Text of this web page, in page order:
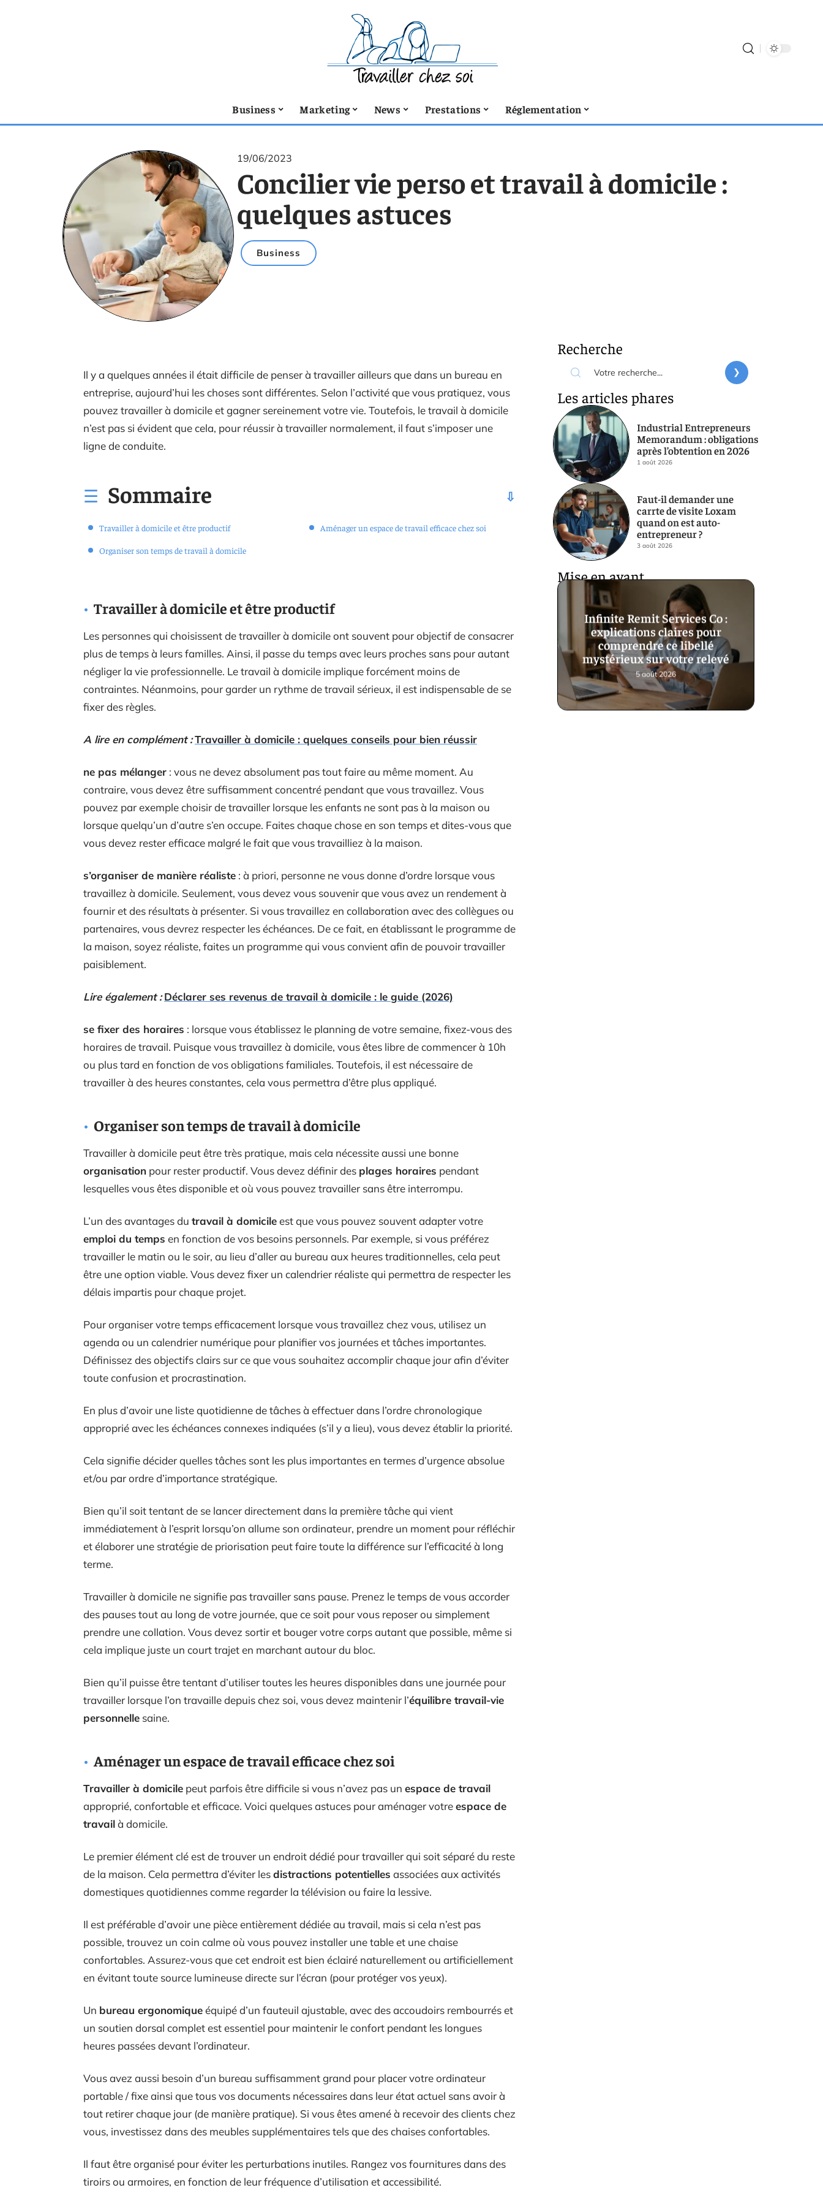
Business Marketing News Prestations Réglementation
19/06/2023
Concilier vie perso et travail à domicile :
quelques astuces
Business
Il y a quelques années il était difficile de penser à travailler ailleurs que dans un bureau en
entreprise, aujourd’hui les choses sont différentes. Selon l’activité que vous pratiquez, vous
pouvez travailler à domicile et gagner sereinement votre vie. Toutefois, le travail à domicile
n’est pas si évident que cela, pour réussir à travailler normalement, il faut s’imposer une
ligne de conduite.
Sommaire
Travailler à domicile et être productif
Organiser son temps de travail à domicile
Aménager un espace de travail efficace chez soi
Travailler à domicile et être productif
Les personnes qui choisissent de travailler à domicile ont souvent pour objectif de consacrer
plus de temps à leurs familles. Ainsi, il passe du temps avec leurs proches sans pour autant
négliger la vie professionnelle. Le travail à domicile implique forcément moins de
contraintes. Néanmoins, pour garder un rythme de travail sérieux, il est indispensable de se
fixer des règles.
A lire en complément :Travailler à domicile : quelques conseils pour bien réussir
ne pas mélanger : vous ne devez absolument pas tout faire au même moment. Au
contraire, vous devez être suffisamment concentré pendant que vous travaillez. Vous
pouvez par exemple choisir de travailler lorsque les enfants ne sont pas à la maison ou
lorsque quelqu’un d’autre s’en occupe. Faites chaque chose en son temps et dites-vous que
vous devez rester efficace malgré le fait que vous travailliez à la maison.
s’organiser de manière réaliste : à priori, personne ne vous donne d’ordre lorsque vous
travaillez à domicile. Seulement, vous devez vous souvenir que vous avez un rendement à
fournir et des résultats à présenter. Si vous travaillez en collaboration avec des collègues ou
partenaires, vous devrez respecter les échéances. De ce fait, en établissant le programme de
la maison, soyez réaliste, faites un programme qui vous convient afin de pouvoir travailler
paisiblement.
Lire également : Déclarer ses revenus de travail à domicile : le guide (2026)
se fixer des horaires : lorsque vous établissez le planning de votre semaine, fixez-vous des
horaires de travail. Puisque vous travaillez à domicile, vous êtes libre de commencer à 10h
ou plus tard en fonction de vos obligations familiales. Toutefois, il est nécessaire de
travailler à des heures constantes, cela vous permettra d’être plus appliqué.
Organiser son temps de travail à domicile
Travailler à domicile peut être très pratique, mais cela nécessite aussi une bonne
organisation pour rester productif. Vous devez définir des plages horaires pendant
lesquelles vous êtes disponible et où vous pouvez travailler sans être interrompu.
L’un des avantages du travail à domicileest que vous pouvez souvent adapter votre
emploi du temps en fonction de vos besoins personnels. Par exemple, si vous préférez
travailler le matin ou le soir, au lieu d’aller au bureau aux heures traditionnelles, cela peut
être une option viable. Vous devez fixer un calendrier réaliste qui permettra de respecter les
délais impartis pour chaque projet.
Pour organiser votre temps efficacement lorsque vous travaillez chez vous, utilisez un
agenda ou un calendrier numérique pour planifier vos journées et tâches importantes.
Définissez des objectifs clairs sur ce que vous souhaitez accomplir chaque jour afin d’éviter
toute confusion et procrastination.
En plus d’avoir une liste quotidienne de tâches à effectuer dans l’ordre chronologique
approprié avec les échéances connexes indiquées (s’il y a lieu), vous devez établir la priorité.
Cela signifie décider quelles tâches sont les plus importantes en termes d’urgence absolue
et/ou par ordre d’importance stratégique.
Bien qu’il soit tentant de se lancer directement dans la première tâche qui vient
immédiatement à l’esprit lorsqu’on allume son ordinateur, prendre un moment pour réfléchir
et élaborer une stratégie de priorisation peut faire toute la différence sur l’efficacité à long
terme.
Travailler à domicile ne signifie pas travailler sans pause. Prenez le temps de vous accorder
des pauses tout au long de votre journée, que ce soit pour vous reposer ou simplement
prendre une collation. Vous devez sortir et bouger votre corps autant que possible, même si
cela implique juste un court trajet en marchant autour du bloc.
Bien qu’il puisse être tentant d’utiliser toutes les heures disponibles dans une journée pour
travailler lorsque l’on travaille depuis chez soi, vous devez maintenir l’équilibre travail-vie
personnelle saine.
Aménager un espace de travail efficace chez soi
Travailler à domicile peut parfois être difficile si vous n’avez pas un espace de travail
approprié, confortable et efficace. Voici quelques astuces pour aménager votreespace de
travailà domicile.
Le premier élément clé est de trouver un endroit dédié pour travailler qui soit séparé du reste
de la maison. Cela permettra d’éviter lesdistractions potentielles associées aux activités
domestiques quotidiennes comme regarder la télévision ou faire la lessive.
Il est préférable d’avoir une pièce entièrement dédiée au travail, mais si cela n’est pas
possible, trouvez un coin calme où vous pouvez installer une table et une chaise
confortables. Assurez-vous que cet endroit est bien éclairé naturellement ou artificiellement
en évitant toute source lumineuse directe sur l’écran (pour protéger vos yeux).
Un bureau ergonomiqueéquipé d’un fauteuil ajustable, avec des accoudoirs rembourrés et
un soutien dorsal complet est essentiel pour maintenir le confort pendant les longues
heures passées devant l’ordinateur.
Vous avez aussi besoin d’un bureau suffisamment grand pour placer votre ordinateur
portable / fixe ainsi que tous vos documents nécessaires dans leur état actuel sans avoir à
tout retirer chaque jour (de manière pratique). Si vous êtes amené à recevoir des clients chez
vous, investissez dans des meubles supplémentaires tels que des chaises confortables.
Il faut être organisé pour éviter les perturbations inutiles. Rangez vos fournitures dans des
tiroirs ou armoires, en fonction de leur fréquence d’utilisation et accessibilité.
Recherche
Les articles phares
Industrial Entrepreneurs
Memorandum : obligations
après l’obtention en 2026
1 août 2026
Faut-il demander une
carrte de visite Loxam
quand on est auto-
entrepreneur ?
3 août 2026
Mise en avant
Infinite Remit Services Co :
explications claires pour
comprendre ce libellé
mystérieux sur votre relevé
5 août 2026